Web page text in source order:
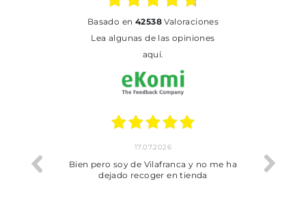
basado en 42538Valoraciones
Lea algunas de las opiniones
aquí.
trobat
17.07.2026
Bien pero soy de Vilafranca y no me ha
dejado recoger en tienda